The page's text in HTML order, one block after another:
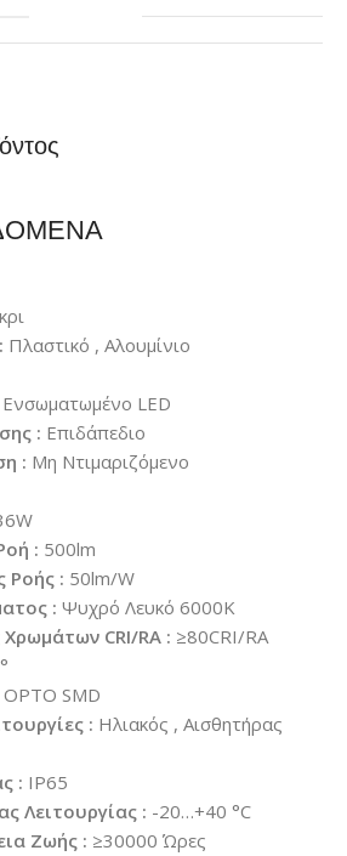
Πλαστικό , Αλουμίνιο
Ενσωματωμένο LED
: Επιδάπεδιο
: Μη Ντιμαριζόμενο
: 500lm
Ροής : 50lm/W
: Ψυχρό Λευκό 6000K
CRI/RA : ≥80CRI/RA
OPTO SMD
: Ηλιακός , Αισθητήρας
: IP65
Λειτουργίας : -20…+40 °C
Ζωής : ≥30000 Ώρες